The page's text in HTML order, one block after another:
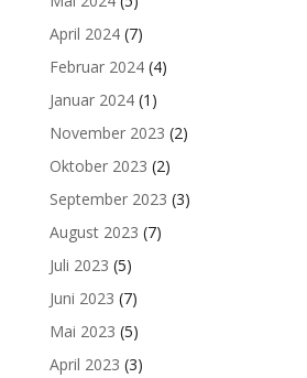
April 2024(7)
Februar 2024(4)
Januar 2024(1)
November 2023 (2)
Oktober 2023 (2)
September 2023 (3)
August 2023 (7)
Juli 2023 (5)
Juni 2023 (7)
Mai 2023 (5)
April 2023 (3)